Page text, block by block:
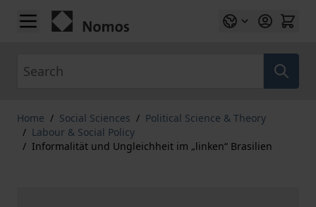
Skip to Content
Home / Social Sciences / Political Science & Theory
/ Labour & Social Policy
/ Informalität und Ungleichheit im „linken“ Brasilien